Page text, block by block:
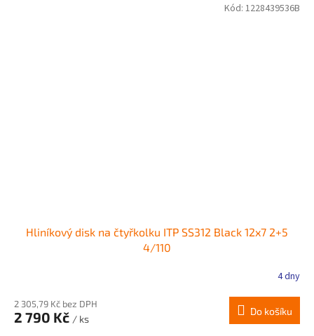
Hliníkový disk na čtyřkolku ITP SS312 Black 12x7 2+5
4/110
4 dny
2 305,79 Kč bez DPH
2 790 Kč / ks
Do košíku
Kód: 1228439536B